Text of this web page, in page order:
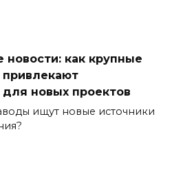
новости: как крупные
новых проектов
ищут новые источники